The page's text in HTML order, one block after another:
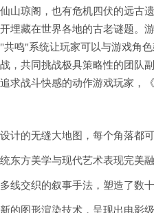
山琼阁，也有危机四伏的远古
埋藏在世界各地的古老谜题。
鸣"系统让玩家可以与游戏角
，共同挑战极具策略性的团队
求战斗快感的动作游戏玩家，
计的无缝大地图，每个角落都
东方美学与现代艺术表现完美
线交织的叙事手法，塑造了数
的图形渲染技术，呈现出电影